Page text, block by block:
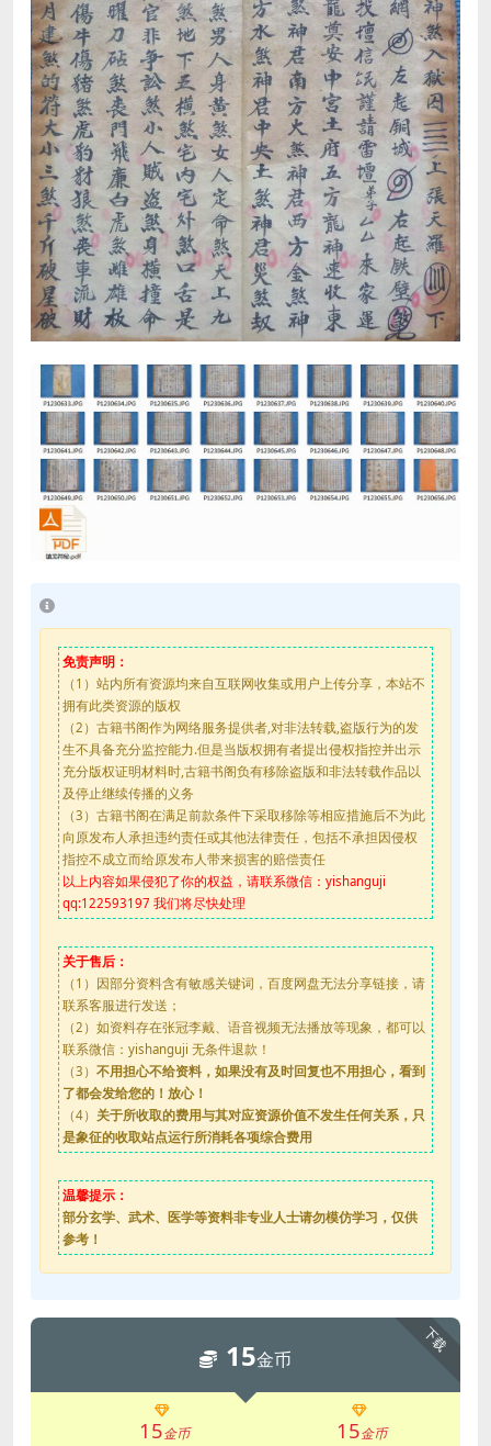
免责声明：
（1）站内所有资源均来自互联网收集或用户上传分享，本站不
拥有此类资源的版权
（2）古籍书阁作为网络服务提供者,对非法转载,盗版行为的发
生不具备充分监控能力.但是当版权拥有者提出侵权指控并出示
充分版权证明材料时,古籍书阁负有移除盗版和非法转载作品以
及停止继续传播的义务
（3）古籍书阁在满足前款条件下采取移除等相应措施后不为此
向原发布人承担违约责任或其他法律责任，包括不承担因侵权
指控不成立而给原发布人带来损害的赔偿责任
以上内容如果侵犯了你的权益，请联系微信：yishanguji
qq:122593197 我们将尽快处理
关于售后：
（1）因部分资料含有敏感关键词，百度网盘无法分享链接，请
联系客服进行发送；
（2）如资料存在张冠李戴、语音视频无法播放等现象，都可以
联系微信：yishanguji 无条件退款！
（3） 不用担心不给资料，如果没有及时回复也不用担心，看到
了都会发给您的！放心！
（4） 关于所收取的费用与其对应资源价值不发生任何关系，只
是象征的收取站点运行所消耗各项综合费用
温馨提示：
部分玄学、武术、医学等资料非专业人士请勿模仿学习，仅供
参考！
下载
15金币
15金币 15金币